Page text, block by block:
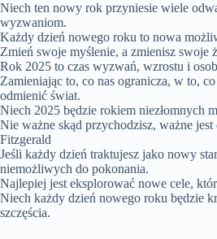
Niech ten nowy rok przyniesie wiele
wyzwaniom.
Każdy dzień nowego roku to nowa
Zmień swoje myślenie, a zmienisz swoje
Rok 2025 to czas wyzwań, wzrostu i
Zamieniając to, co nas ogranicza, w to,
odmienić świat.
Niech 2025 będzie rokiem niezłomnych
Nie ważne skąd przychodzisz, ważne
Fitzgerald
Jeśli każdy dzień traktujesz jako nowy
niemożliwych do pokonania.
Najlepiej jest eksplorować nowe cele,
Niech każdy dzień nowego roku będzie
szczęścia.